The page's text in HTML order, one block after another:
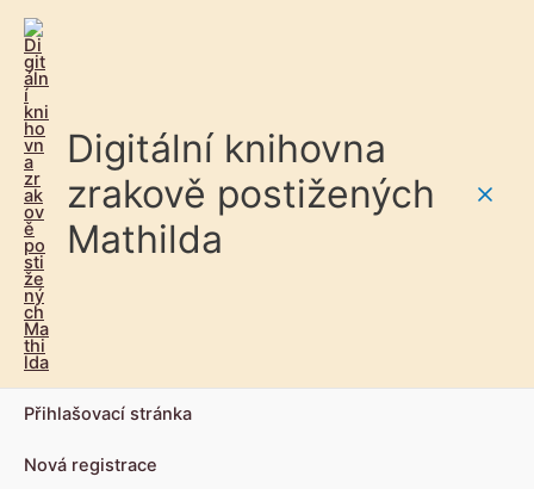
Digitální knihovna
zrakově postižených
Mathilda
Přihlašovací stránka
Nová registrace